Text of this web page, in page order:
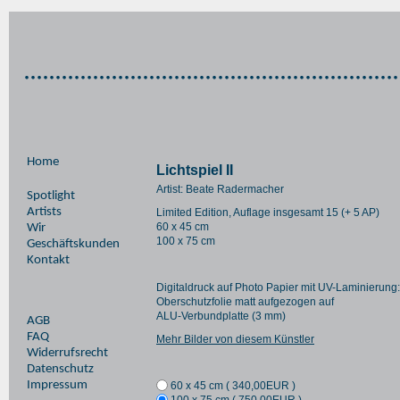
Home
Spotlight
Artists
Wir
Geschäftskunden
Kontakt
AGB
FAQ
Widerrufsrecht
Datenschutz
Impressum
Lichtspiel II
Artist: Beate Radermacher
Limited Edition, Auflage insgesamt 15 (+ 5 AP)
60 x 45 cm
100 x 75 cm
Digitaldruck auf Photo Papier mit UV-Laminierung:
Oberschutzfolie matt aufgezogen auf
ALU-Verbundplatte (3 mm)
Mehr Bilder von diesem Künstler
60 x 45 cm ( 340,00EUR )